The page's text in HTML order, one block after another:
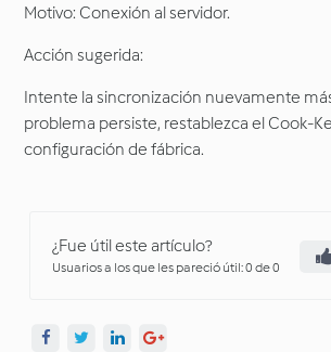
Motivo: Conexión al servidor.
Acción sugerida:
Intente la sincronización nuevamente
problema persiste, restablezca el Cook-
configuración de fábrica.
¿Fue útil este artículo?
Usuarios a los que les pareció útil: 0 de 0